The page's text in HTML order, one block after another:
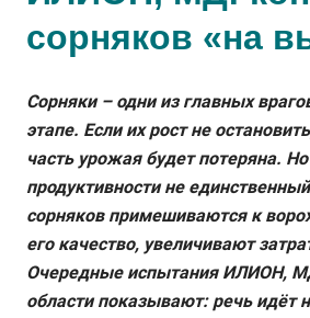
сорняков «на
Сорняки – одни из главных
этапе. Если их рост не
часть урожая будет потеряна.
продуктивности не
сорняков примешиваются к
его качество, увеличивают
Очередные испытания ИЛИОН,
области показывают: речь идёт